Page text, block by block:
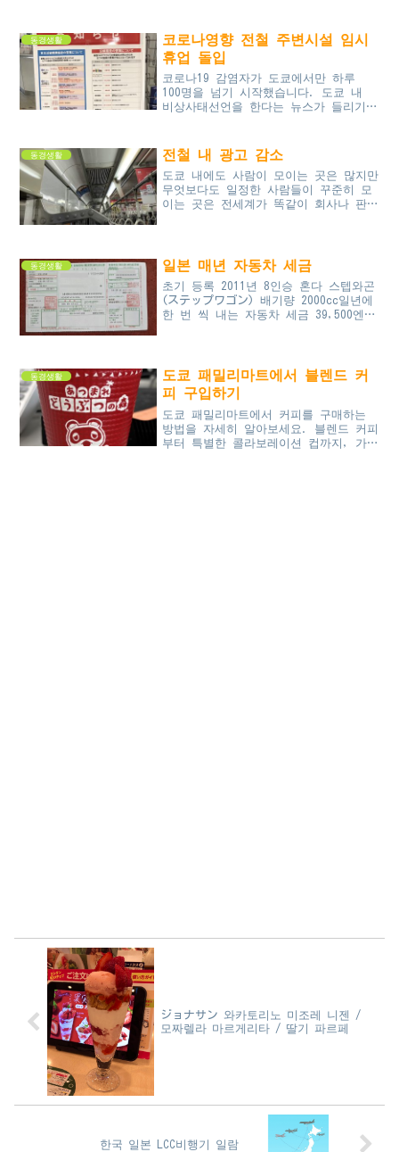
동경생활
코로나영향 전철 주변시설 임시
휴업 돌입
코로나19 감염자가 도쿄에서만 하루
100명을 넘기 시작했습니다. 도쿄 내
비상사태선언을 한다는 뉴스가 들리기
백화점, 공원, 유원지를 대상으...
동경생활 전철 내 광고 감소
도쿄 내에도 사람이 모이는 곳은 많지만
무엇보다도 일정한 사람들이 꾸준히 모
이는 곳은 전세계가 똑같이 회사나 판매
동경생활 일본 매년 자동차 세금
초기 등록 2011년 8인승 혼다 스텝와곤
(ステップワゴン) 배기량 2000cc일년에
한 번 씩 내는 자동차 세금 39,500엔어
동경생활
도쿄 패밀리마트에서 블렌드 커
피 구입하기
도쿄 패밀리마트에서 커피를 구매하는
방법을 자세히 알아보세요. 블렌드 커피
부터 특별한 콜라보레이션 컵까지, 가성
ジョナサン 와카토리노 미조레 니젠 /
모짜렐라 마르게리타 / 딸기 파르페
한국 일본 LCC비행기 일람